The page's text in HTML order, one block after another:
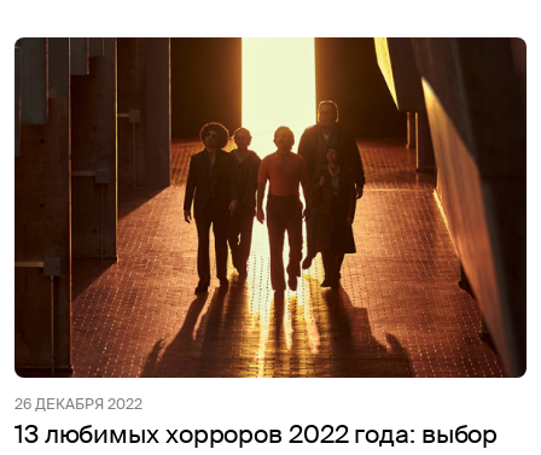
26 ДЕКАБРЯ 2022
13 любимых хорроров 2022 года: выбор